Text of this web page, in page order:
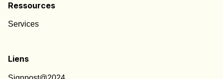
Ressources
Services
Liens